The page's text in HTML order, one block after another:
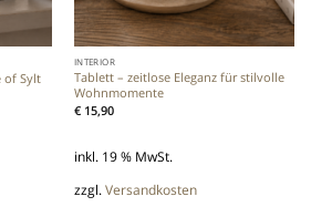
of Sylt
INTERIOR
Tablett – zeitlose Eleganz für stilvolle
Wohnmomente
€15,90
inkl. 19 % MwSt.
zzgl.Versandkosten